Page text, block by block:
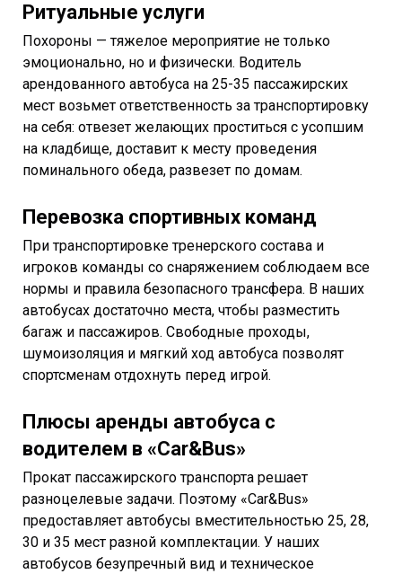
Ритуальные услуги
Похороны — тяжелое мероприятие не только
эмоционально, но и физически. Водитель
арендованного автобуса на 25-35 пассажирских
мест возьмет ответственность за транспортировку
на себя: отвезет желающих проститься с усопшим
на кладбище, доставит к месту проведения
поминального обеда, развезет по домам.
Перевозка спортивных команд
При транспортировке тренерского состава и
игроков команды со снаряжением соблюдаем все
нормы и правила безопасного трансфера. В наших
автобусах достаточно места, чтобы разместить
багаж и пассажиров. Свободные проходы,
шумоизоляция и мягкий ход автобуса позволят
спортсменам отдохнуть перед игрой.
Плюсы аренды автобуса с
водителем в «Car&Bus»
Прокат пассажирского транспорта решает
разноцелевые задачи. Поэтому «Car&Bus»
предоставляет автобусы вместительностью 25, 28,
30 и 35 мест разной комплектации. У наших
автобусов безупречный вид и техническое